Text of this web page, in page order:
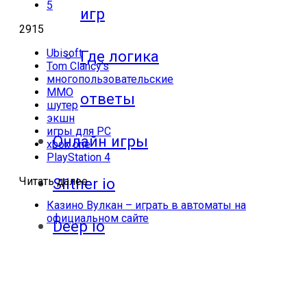
игр
Где логика
ответы
Онлайн игры
Slither io
Deep io
5
2915
Ubisoft
Tom Clancy's
многопользовательские
MMO
шутер
экшн
игры для PC
xbox one
PlayStation 4
Читать далее
Казино Вулкан – играть в автоматы на
официальном сайте